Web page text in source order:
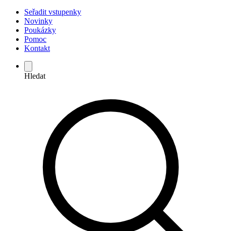
Seřadit vstupenky
Novinky
Poukázky
Pomoc
Kontakt
Hledat